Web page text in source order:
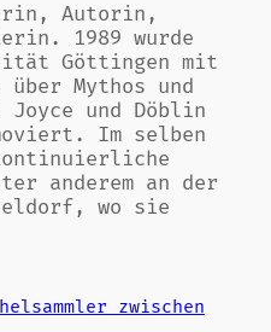
Autorin,
1989 wurde
Göttingen mit
Mythos und
und Döblin
Im selben
anderem an der
wo sie